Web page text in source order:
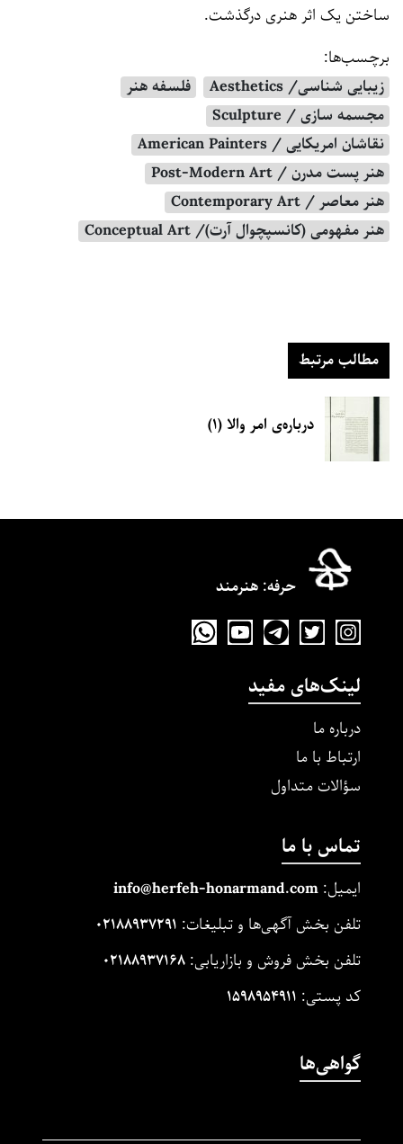
ساختن یک اثر هنری درگذشت.
برچسب‌ها:
زیبایی شناسی/ Aesthetics
فلسفه هنر
مجسمه‌ سازی / Sculpture
نقاشان امریکایی / American Painters
هنر پست مدرن / Post-Modern Art
هنر معاصر / Contemporary Art
هنر مفهومی (کانسپچوال آرت)/ Conceptual Art
مطالب مرتبط
درباره‌ی امر والا (۱)
حرفه‌: هنرمند
لینک‌های مفید
درباره ما
ارتباط با ما
سؤالات متداول
تماس با ما
ایمیل: info@herfeh-honarmand.com
تلفن بخش آگهی‌ها و تبلیغات: ۰۲۱۸۸۹۳۷۲۹۱
تلفن بخش فروش و بازاریابی: ۰۲۱۸۸۹۳۷۱۶۸
کد پستی: ۱۵۹۸۹۵۴۹۱۱
گواهی‌ها